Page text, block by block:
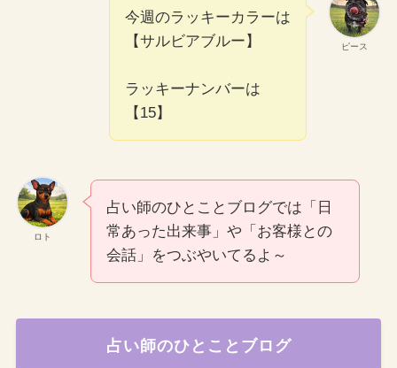
ピース
今週のラッキーカラーは
【サルビアブルー】
ラッキーナンバーは
【15】
ロト
占い師のひとことブログでは「日
常あった出来事」や「お客様との
会話」をつぶやいてるよ～
占い師のひとことブログ